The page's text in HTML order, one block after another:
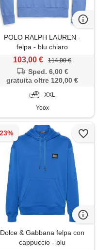
POLO RALPH LAUREN -
felpa - blu chiaro
103,00 € 114,00 €
Sped. 6,00 €
gratuita oltre 120,00 €
XXL
Yoox
Dolce & Gabbana felpa con
cappuccio - blu